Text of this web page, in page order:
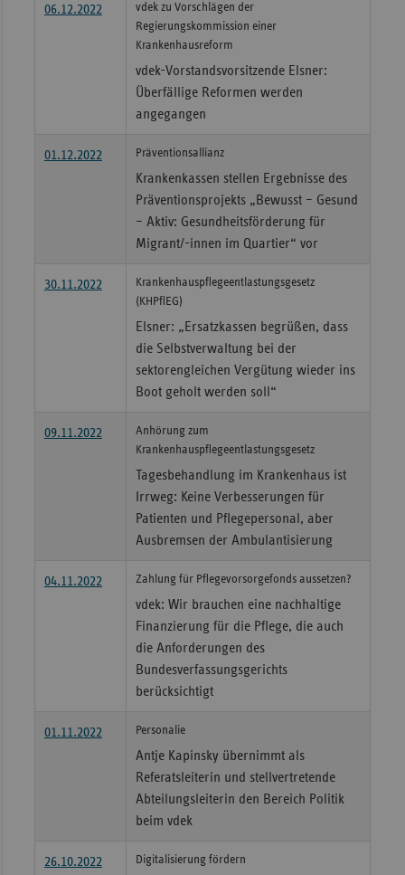
06.12.2022
vdek zu Vorschlägen der
Regierungskommission einer
Krankenhausreform
vdek-Vorstandsvorsitzende Elsner:
Überfällige Reformen werden
angegangen
01.12.2022 Präventionsallianz
Krankenkassen stellen Ergebnisse des
Präventionsprojekts „Bewusst – Gesund
– Aktiv: Gesundheitsförderung für
Migrant/-innen im Quartier“ vor
30.11.2022
Krankenhauspflegeentlastungsgesetz
(KHPflEG)
Elsner: „Ersatzkassen begrüßen, dass
die Selbstverwaltung bei der
sektorengleichen Vergütung wieder ins
Boot geholt werden soll“
09.11.2022
Anhörung zum
Krankenhauspflegeentlastungsgesetz
Tagesbehandlung im Krankenhaus ist
Irrweg: Keine Verbesserungen für
Patienten und Pflegepersonal, aber
Ausbremsen der Ambulantisierung
04.11.2022 Zahlung für Pflegevorsorgefonds aussetzen?
vdek: Wir brauchen eine nachhaltige
Finanzierung für die Pflege, die auch
die Anforderungen des
Bundesverfassungsgerichts
berücksichtigt
01.11.2022 Personalie
Antje Kapinsky übernimmt als
Referatsleiterin und stellvertretende
Abteilungsleiterin den Bereich Politik
beim vdek
26.10.2022 Digitalisierung fördern